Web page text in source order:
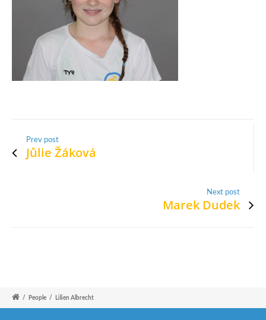
Prev post
Jůlie Žáková
Next post
Marek Dudek
/ People / Lilien Albrecht